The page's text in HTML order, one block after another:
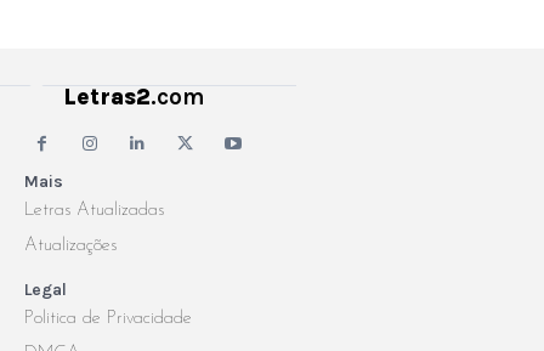
Mais
Letras Atualizadas
Atualizações
Legal
Politica de Privacidade
Letras2.com